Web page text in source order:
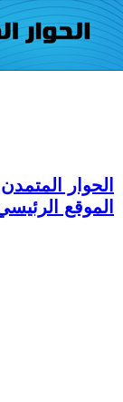
الحوار
الموقع